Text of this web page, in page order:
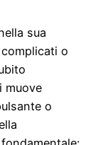
sua
o
muove
o